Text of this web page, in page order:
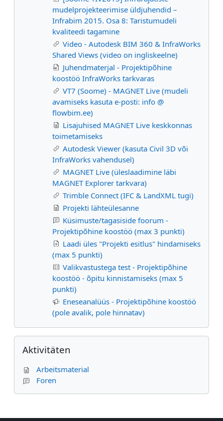
mudelprojekteerimise üldjuhendid –
Infrabim 2015. Osa 8: Taristumudeli
kvaliteedi tagamine
Video - Autodesk BIM 360 & InfraWorks
Shared Views (video on ingliskeelne)
Juhendmaterjal - Projektipõhine
koostöö InfraWorks tarkvaras
VT7 (Soome) - MAGNET Live (mudeli
avamiseks kasuta e-posti: info @
flowbim.ee)
Lisajuhised MAGNET Live keskkonnas
toimetamiseks
Autodesk Viewer (kasuta Civil 3D või
InfraWorks vahendusel)
MAGNET Live (üleslaadimine läbi
MAGNET Explorer tarkvara)
Trimble Connect (IFC & LandXML tugi)
Projekti lähteülesanne
Küsimuste/tagasiside foorum -
Projektipõhine koostöö (max 3 punkti)
Laadi üles "Projekti esitlus" hindamiseks
(max 5 punkti)
Valikvastustega test - Projektipõhine
koostöö - õpitu kinnistamiseks (max 5
punkti)
Eneseanalüüs - Projektipõhine koostöö
(pole avalik, pole hinnatav)
Aktivitäten überspringen
Aktivitäten
Arbeitsmaterial
Foren
Ergänzungsblöcke